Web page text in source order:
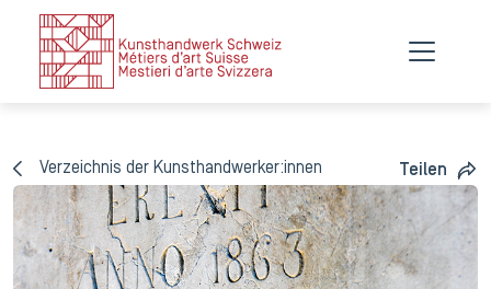
Verzeichnis der Kunsthandwerker:innen Teilen